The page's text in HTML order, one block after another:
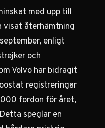
med upp till
visat återhämtning
enligt
och
Volvo har bidragit
registreringar
fordon för året,
speglar en